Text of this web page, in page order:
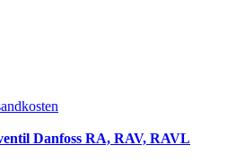
Danfoss RA, RAV, RAVL